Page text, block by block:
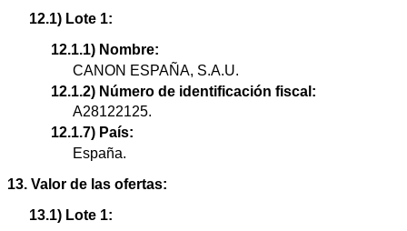
12.1) Lote 1:
12.1.1) Nombre:
CANON ESPAÑA, S.A.U.
12.1.2) Número de identificación fiscal:
A28122125.
12.1.7) País:
España.
13. Valor de las ofertas:
13.1) Lote 1: